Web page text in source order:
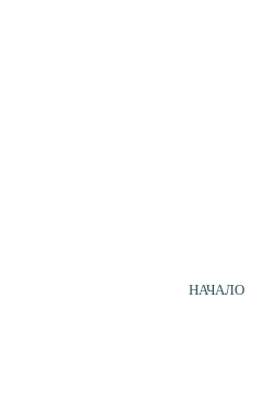
НАЧАЛО